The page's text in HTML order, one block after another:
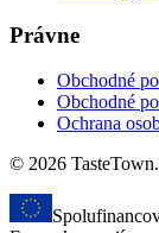
Právne
Obchodné
Obchodné
Ochrana
© 2026